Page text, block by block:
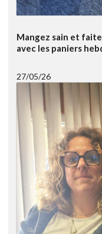
Mangez sain et
avec les paniers
27/05/26